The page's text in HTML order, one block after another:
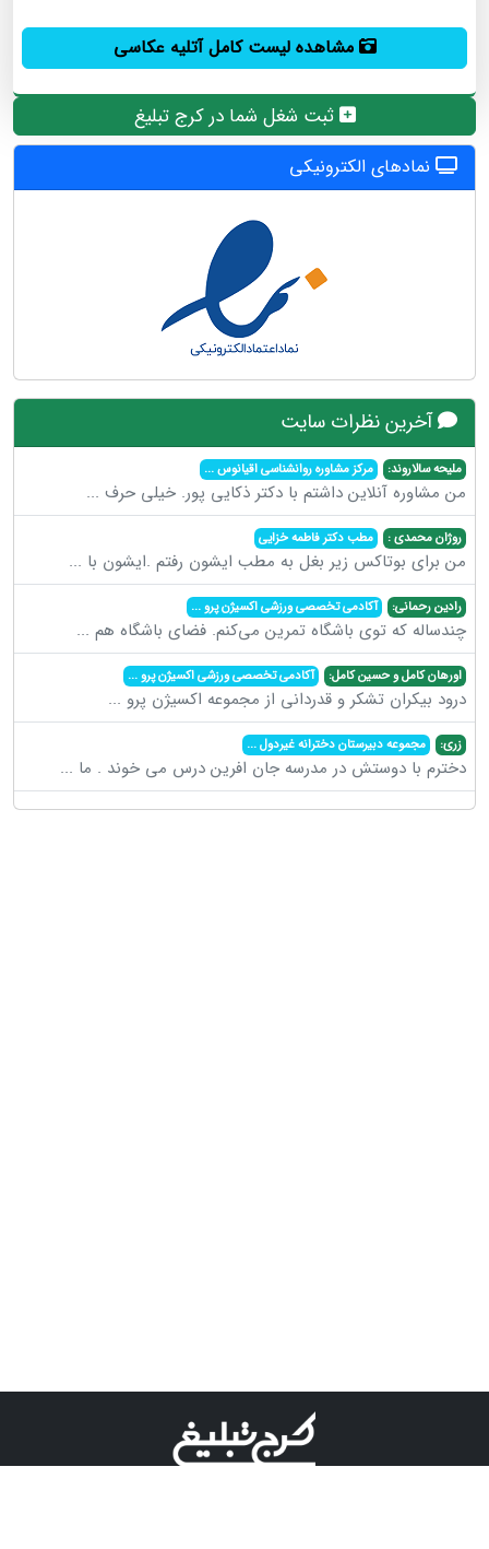
مشاهده لیست کامل آتلیه عکاسی
ثبت شغل شما در کرج تبلیغ
نمادهای الکترونیکی
آخرین نظرات سایت
ملیحه سالاروند: مرکز مشاوره روانشناسی اقیانوس...
من مشاوره آنلاین داشتم با دکتر ذکایی پور. خیلی حرف ...
روژان محمدی : مطب دکتر فاطمه خزایی
من برای بوتاکس زیر بغل به مطب ایشون رفتم .ایشون با ...
رادین رحمانی: آکادمی تخصصی ورزشی اکسیژن پرو...
چندساله که توی باشگاه تمرین می‌کنم. فضای باشگاه هم ...
اورهان کامل و حسین کامل: آکادمی تخصصی ورزشی اکسیژن پرو...
درود بیکران تشکر و قدردانی از مجموعه اکسیژن پرو ...
زری: مجموعه دبیرستان دخترانه غیردول...
دخترم با دوستش در مدرسه جان افرین درس می خوند . ما ...